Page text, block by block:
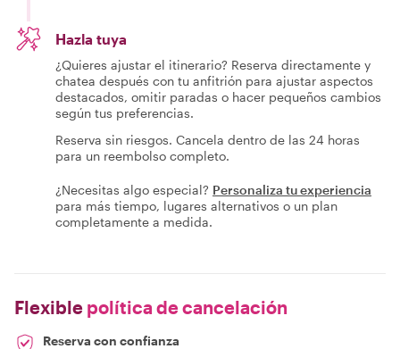
Hazla tuya
¿Quieres ajustar el itinerario? Reserva directamente y
chatea después con tu anfitrión para ajustar aspectos
destacados, omitir paradas o hacer pequeños cambios
según tus preferencias.
Reserva sin riesgos. Cancela dentro de las 24 horas
para un reembolso completo.
¿Necesitas algo especial? Personaliza tu experiencia
para más tiempo, lugares alternativos o un plan
completamente a medida.
Flexible política de cancelación
Reserva con confianza